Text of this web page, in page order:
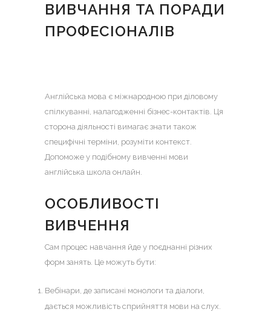
ВИВЧАННЯ ТА ПОРАДИ
ПРОФЕСІОНАЛІВ
Англійська мова є міжнародною при діловому
спілкуванні, налагодженні бізнес-контактів. Ця
сторона діяльності вимагає знати також
специфічні терміни, розуміти контекст.
Допоможе у подібному вивченні мови
англійська школа онлайн.
ОСОБЛИВОСТІ
ВИВЧЕННЯ
Сам процес навчання йде у поєднанні різних
форм занять. Це можуть бути:
Вебінари, де записані монологи та діалоги,
дається можливість сприйняття мови на слух.